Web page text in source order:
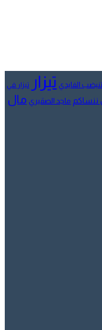
تنيضب الفايدي تيزار تيزار في
ننساكم ماجد الصقيري مال